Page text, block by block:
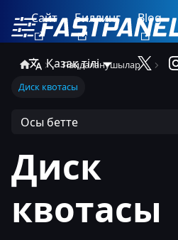
Сайт Биллинг Blog
Қазақ тілі
Пайдаланушылар
Диск квотасы
Осы бетте
Диск
квотасы